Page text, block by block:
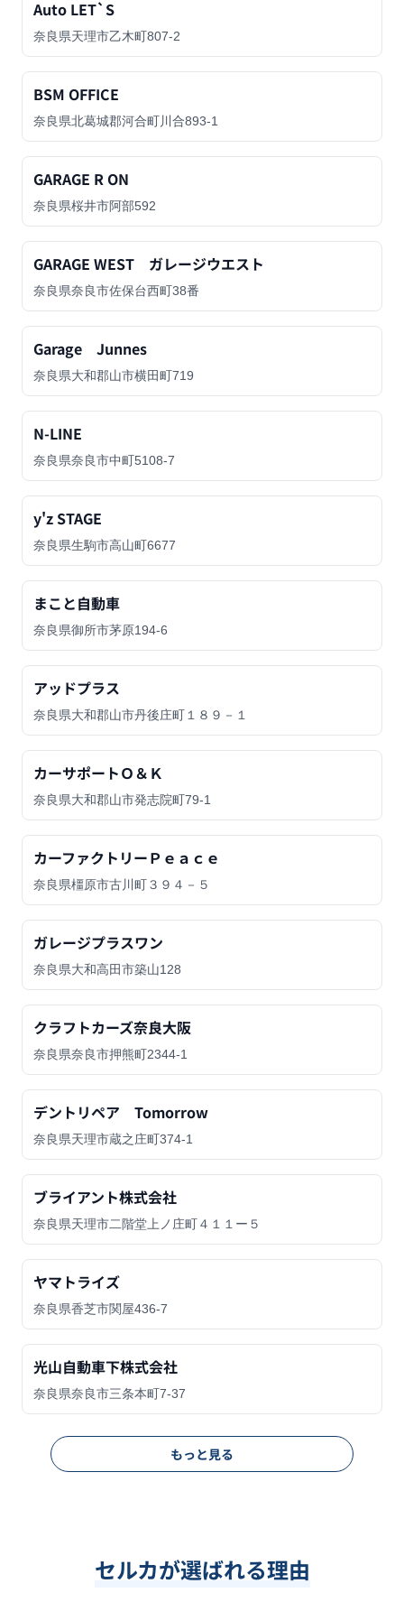
Auto LET`S
奈良県天理市乙木町807-2
BSM OFFICE
奈良県北葛城郡河合町川合893-1
GARAGE R ON
奈良県桜井市阿部592
GARAGE WEST ガレージウエスト
奈良県奈良市佐保台西町38番
Garage Junnes
奈良県大和郡山市横田町719
N-LINE
奈良県奈良市中町5108-7
y'z STAGE
奈良県生駒市高山町6677
まこと自動車
奈良県御所市茅原194-6
アッドプラス
奈良県大和郡山市丹後庄町１８９－１
カーサポートＯ＆Ｋ
奈良県大和郡山市発志院町79-1
カーファクトリーＰｅａｃｅ
奈良県橿原市古川町３９４－５
ガレージプラスワン
奈良県大和高田市築山128
クラフトカーズ奈良大阪
奈良県奈良市押熊町2344-1
デントリペア Tomorrow
奈良県天理市蔵之庄町374-1
ブライアント株式会社
奈良県天理市二階堂上ノ庄町４１１ー５
ヤマトライズ
奈良県香芝市関屋436-7
光山自動車下株式会社
奈良県奈良市三条本町7-37
もっと見る
セルカが選ばれる理由